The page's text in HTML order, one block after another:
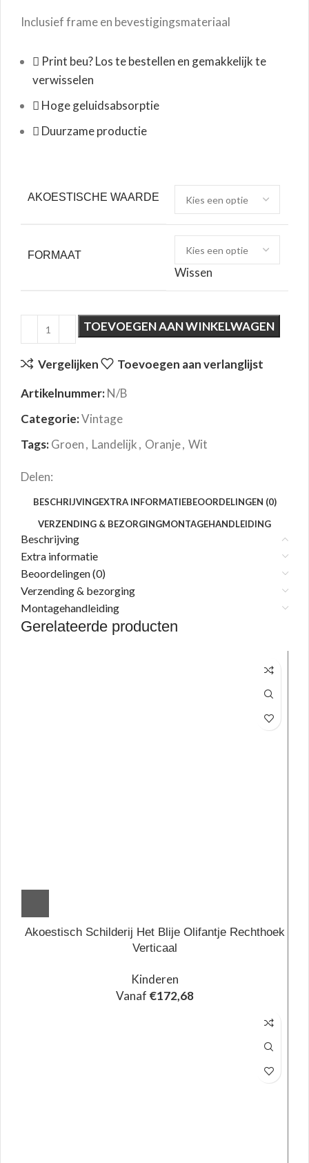
Inclusief frame en bevestigingsmateriaal
Print beu? Los te bestellen en gemakkelijk te
verwisselen
Hoge geluidsabsorptie
Duurzame productie
AKOESTISCHE WAARDE
FORMAAT
Wissen
TOEVOEGEN AAN WINKELWAGEN
Vergelijken Toevoegen aan verlanglijst
Artikelnummer:N/B
Categorie:Vintage
Tags:Groen, Landelijk, Oranje, Wit
Delen:
BESCHRIJVINGEXTRA INFORMATIEBEOORDELINGEN (0)
VERZENDING & BEZORGINGMONTAGEHANDLEIDING
Beschrijving
Extra informatie
Beoordelingen (0)
Verzending & bezorging
Montagehandleiding
Gerelateerde producten
Akoestisch Schilderij Het Blije Olifantje Rechthoek
Verticaal
Kinderen
Vanaf €172,68